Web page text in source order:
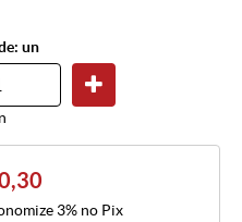
un
3% no Pix